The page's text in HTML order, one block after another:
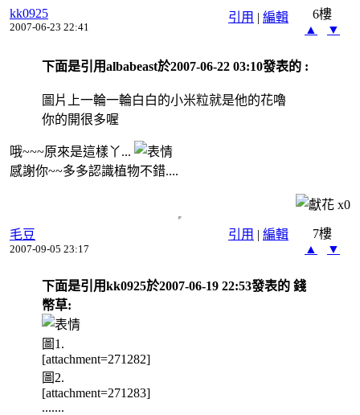
引用 | 編輯
kk0925
2007-06-23 22:41
6樓
▲
▼
下面是引用albabeast於2007-06-22 03:10發表的 :
圖片上一輪一輪白白的小米粒就是他的花嚕
你的開很多喔
哦~~~原來是這樣丫...
感謝你~~多多認識植物不錯....
x0
引用 | 編輯
毛豆
2007-09-05 23:17
7樓
▲
▼
下面是引用kk0925於2007-06-19 22:53發表的 錢
幣草:
圖1.
[attachment=271282]
圖2.
[attachment=271283]
.......